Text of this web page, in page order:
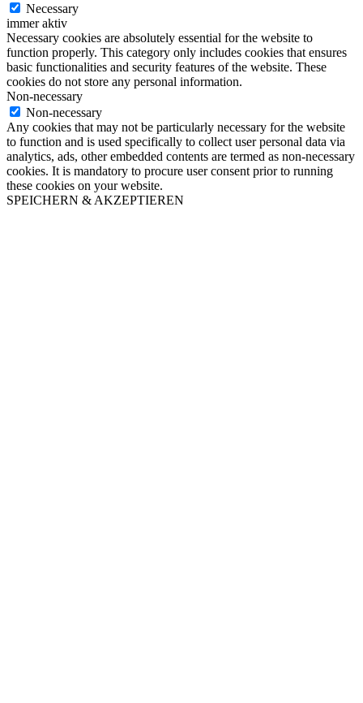
Necessary
immer aktiv
Necessary cookies are absolutely essential for the website to
function properly. This category only includes cookies that ensures
basic functionalities and security features of the website. These
cookies do not store any personal information.
Non-necessary
Non-necessary
Any cookies that may not be particularly necessary for the website
to function and is used specifically to collect user personal data via
analytics, ads, other embedded contents are termed as non-necessary
cookies. It is mandatory to procure user consent prior to running
these cookies on your website.
SPEICHERN & AKZEPTIEREN